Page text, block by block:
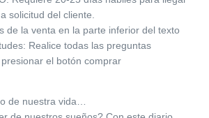
solicitud del cliente.
de la venta en la parte inferior del texto
Realice todas las preguntas
el botón comprar
de nuestra vida…